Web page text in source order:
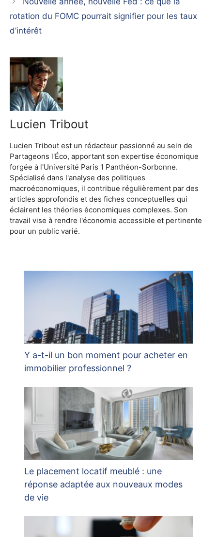
rotation du FOMC pourrait signifier pour les taux
d’intérêt
Lucien Tribout
Lucien Tribout est un rédacteur passionné au sein de
Partageons l'Éco, apportant son expertise économique
forgée à l'Université Paris 1 Panthéon-Sorbonne.
Spécialisé dans l'analyse des politiques
macroéconomiques, il contribue régulièrement par des
articles approfondis et des fiches conceptuelles qui
éclairent les théories économiques complexes. Son
travail vise à rendre l'économie accessible et pertinente
pour un public varié.
Y a-t-il un bon moment pour acheter en
immobilier professionnel ?
Le placement locatif meublé : une
réponse adaptée aux nouveaux modes
de vie